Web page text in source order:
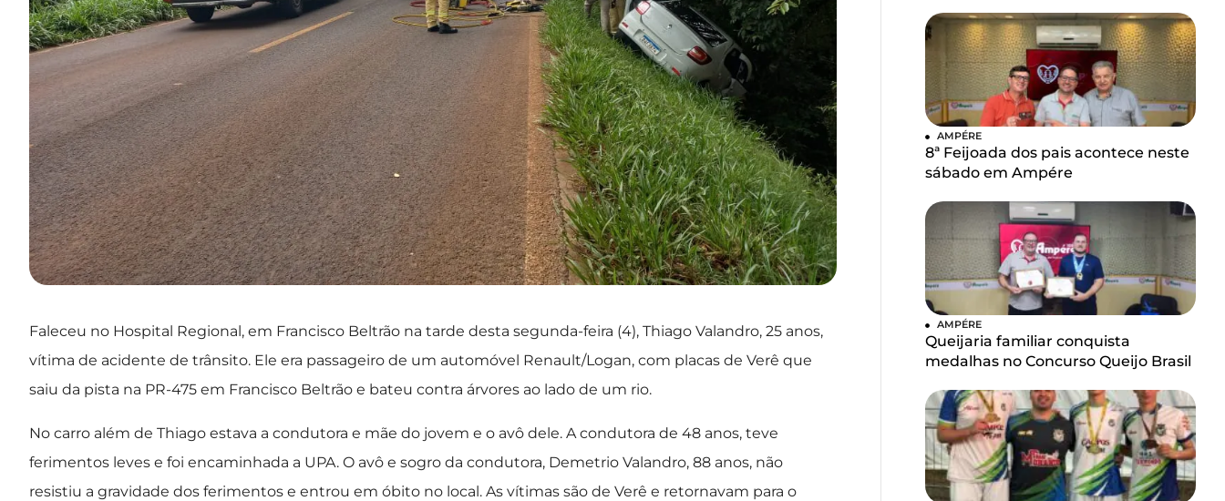
Faleceu no Hospital Regional, em Francisco Beltrão na tarde desta segunda-feira (4), Thiago Valandro, 25 anos,
vítima de acidente de trânsito. Ele era passageiro de um automóvel Renault/Logan, com placas de Verê que
saiu da pista na PR-475 em Francisco Beltrão e bateu contra árvores ao lado de um rio.
No carro além de Thiago estava a condutora e mãe do jovem e o avô dele. A condutora de 48 anos, teve
ferimentos leves e foi encaminhada a UPA. O avô e sogro da condutora, Demetrio Valandro, 88 anos, não
resistiu a gravidade dos ferimentos e entrou em óbito no local. As vítimas são de Verê e retornavam para o
AMPÉRE
8ª Feijoada dos pais acontece neste
sábado em Ampére
AMPÉRE
Queijaria familiar conquista
medalhas no Concurso Queijo Brasil